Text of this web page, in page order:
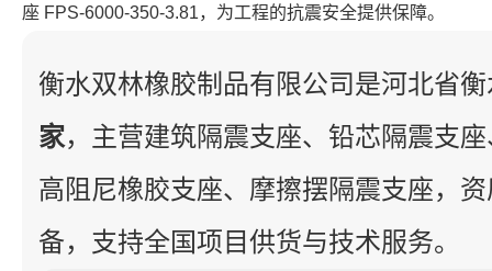
座 FPS-6000-350-3.81，为工程的抗震安全提供保障。
衡水双林橡胶制品有限公司是河北省
家，主营建筑隔震支座、铅芯隔震支
高阻尼橡胶支座、摩擦摆隔震支座，
备，支持全国项目供货与技术服务。